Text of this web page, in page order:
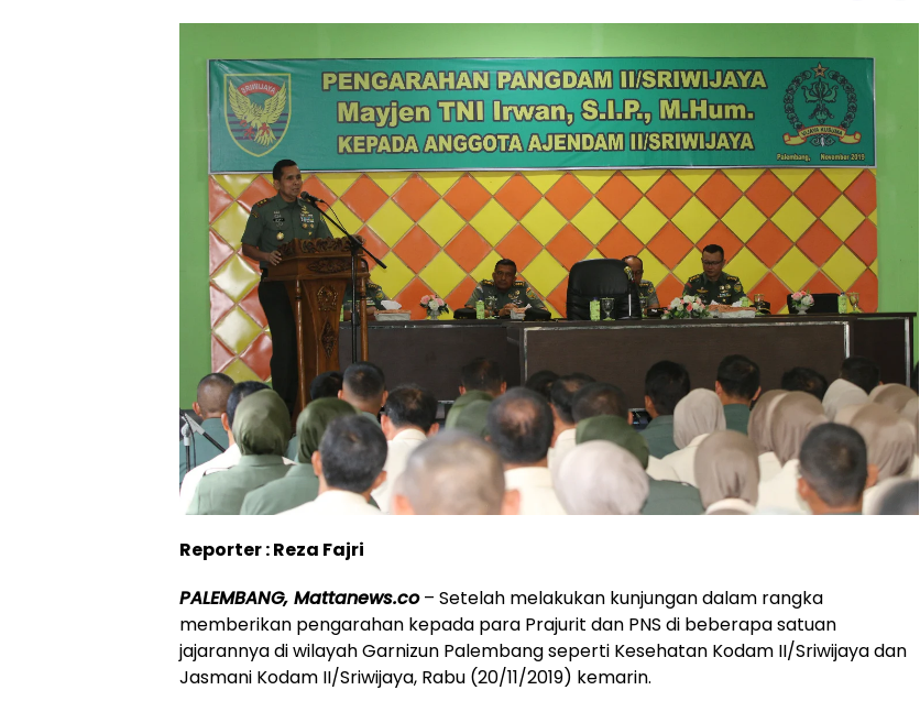
Reporter : Reza Fajri
PALEMBANG, Mattanews.co– Setelah melakukan kunjungan dalam rangka
memberikan pengarahan kepada para Prajurit dan PNS di beberapa satuan
jajarannya di wilayah Garnizun Palembang seperti Kesehatan Kodam II/Sriwijaya dan
Jasmani Kodam II/Sriwijaya, Rabu (20/11/2019) kemarin.